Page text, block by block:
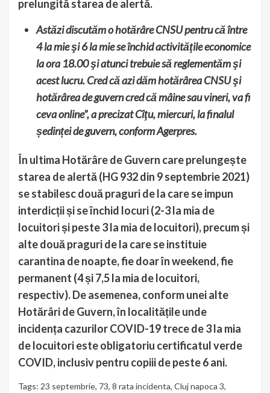
prelungită starea de alertă.
Astăzi discutăm o hotărâre CNSU pentru că între
4 la mie şi 6 la mie se închid activităţile economice
la ora 18.00 şi atunci trebuie să reglementăm şi
acest lucru. Cred că azi dăm hotărârea CNSU şi
hotărârea de guvern cred că mâine sau vineri, va fi
ceva online”, a precizat Cîţu, miercuri, la finalul
ședinței de guvern, conform Agerpres.
În ultima Hotărâre de Guvern care prelungește
starea de alertă (HG 932 din 9 septembrie 2021)
se stabilesc două praguri de la care se impun
interdicții și se închid locuri (2-3 la mia de
locuitori și peste 3 la mia de locuitori), precum și
alte două praguri de la care se instituie
carantina de noapte, fie doar în weekend, fie
permanent (4 și 7,5 la mia de locuitori,
respectiv). De asemenea, conform unei alte
Hotărâri de Guvern, în localitățile unde
incidența cazurilor COVID-19 trece de 3 la mia
de locuitori este obligatoriu certificatul verde
COVID, inclusiv pentru copiii de peste 6 ani.
Tags: 23 septembrie, 73, 8 rata incidenta, Cluj napoca 3,